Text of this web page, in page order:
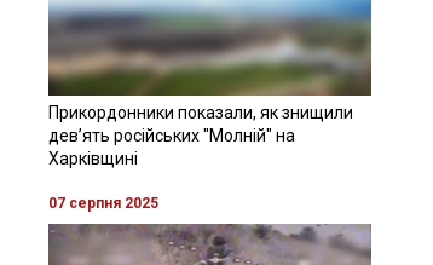
Прикордонники показали, як знищили
девʼять російських "Молній" на
Харківщині
07 серпня 2025